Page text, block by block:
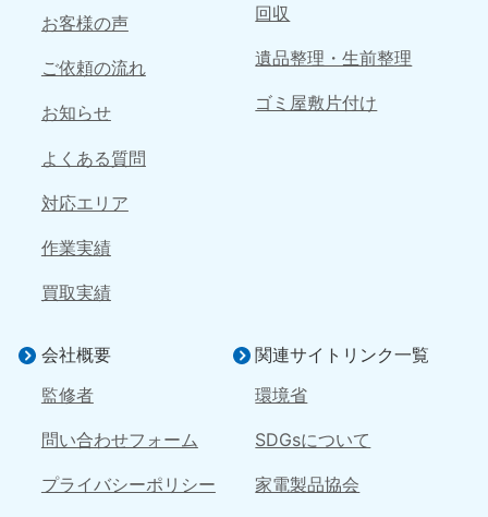
050-1881-5253 050-1881-5252
050-1881-5248
050-1881-5146
050-1881-5144 050-1881-5156
050-1881-5145
お客様の声
ご依頼の流れ
お知らせ
よくある質問
対応エリア
作業実績
買取実績
回収
遺品整理・生前整理
ゴミ屋敷片付け
会社概要
監修者
問い合わせフォーム
プライバシーポリシー
関連サイトリンク一覧
環境省
SDGsについて
家電製品協会